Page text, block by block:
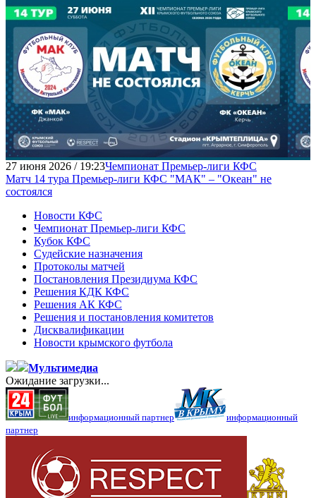
27 июня 2026 / 19:23Чемпионат Премьер-лиги КФС
Матч 14 тура Премьер-лиги КФС "МАК" – "Океан" не
состоялся
Новости КФС
Чемпионат Премьер-лиги КФС
Кубок КФС
Судейские назначения
Протоколы матчей
Постановления Президиума КФС
Решения КДК КФС
Решения АК КФС
Решения и постановления комитетов
Дисквалификации
Новости крымского футбола
Мультимедиа
Ожидание загрузки...
информационный партнер
информационный
партнер